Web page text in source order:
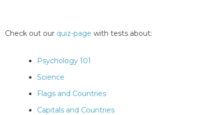
Check out our quiz-page with tests about:
Psychology 101
Science
Flags and Countries
Capitals and Countries